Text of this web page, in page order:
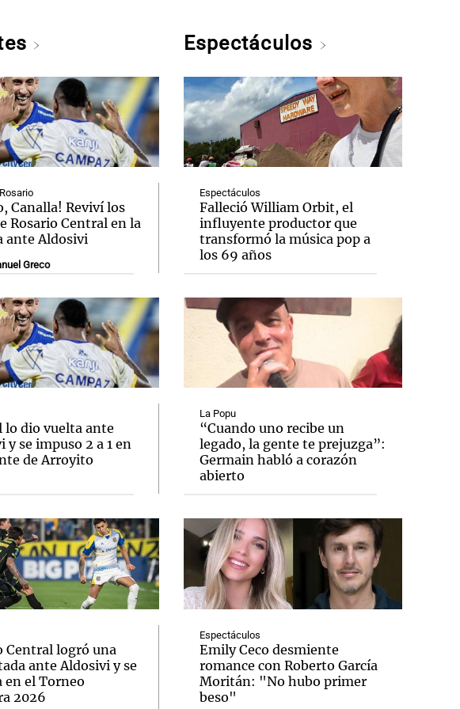
Canalla! Reviví los
Rosario Central en la
ante Aldosivi
Greco
lo dio vuelta ante
y se impuso 2 a 1 en
de Arroyito
Central logró una
ante Aldosivi y se
en el Torneo
2026
Espectáculos
Espectáculos
Falleció William Orbit, el
influyente productor que
transformó la música pop a
los 69 años
La Popu
“Cuando uno recibe un
legado, la gente te prejuzga”:
Germain habló a corazón
abierto
Espectáculos
Emily Ceco desmiente
romance con Roberto García
Moritán: "No hubo primer
beso"
Notas
Cadena 3 en Groenlandia
Notas